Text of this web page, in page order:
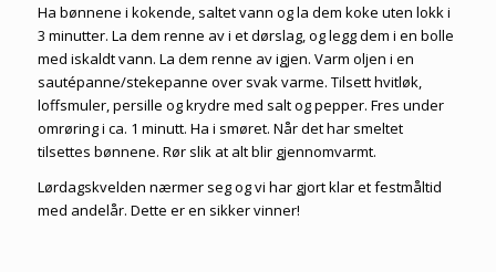
Ha bønnene i kokende, saltet vann og la dem koke uten lokk i
3 minutter. La dem renne av i et dørslag, og legg dem i en bolle
med iskaldt vann. La dem renne av igjen. Varm oljen i en
sautépanne/stekepanne over svak varme. Tilsett hvitløk,
loffsmuler, persille og krydre med salt og pepper. Fres under
omrøring i ca. 1 minutt. Ha i smøret. Når det har smeltet
tilsettes bønnene. Rør slik at alt blir gjennomvarmt.
Lørdagskvelden nærmer seg og vi har gjort klar et festmåltid
med andelår. Dette er en sikker vinner!